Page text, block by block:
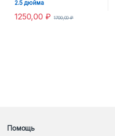
2.5 дюйма
1250,00 ₽ 1700,00₽
Помощь